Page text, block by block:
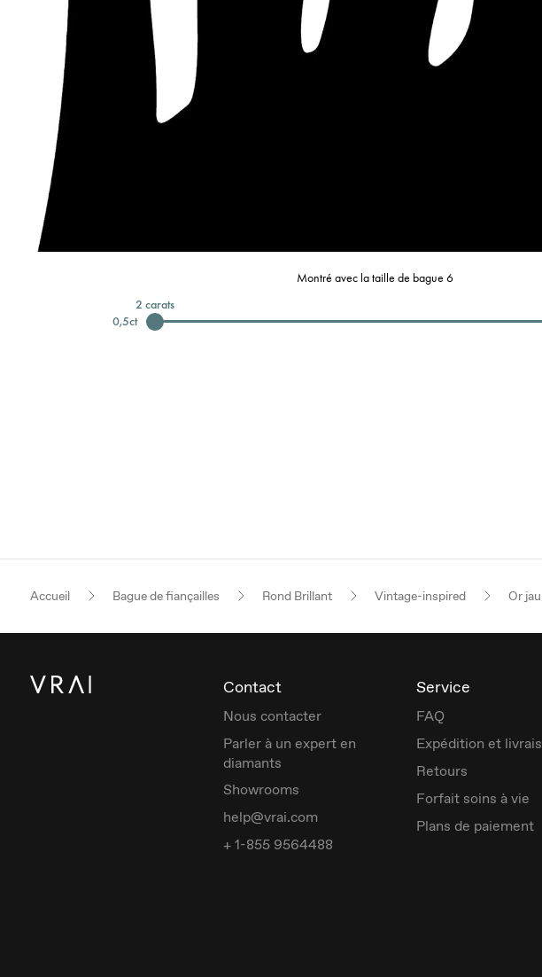
Montré avec la taille de bague 6
0,5ct
2 carats
Accueil Bague de fiançailles Rond Brillant Vintage-inspired Or
Contact
Nous contacter
Parler à un expert en
diamants
Showrooms
help@vrai.com
+ 1-855 9564488
Service
FAQ
Expédition et
Retours
Forfait soins à vie
Plans de paiement